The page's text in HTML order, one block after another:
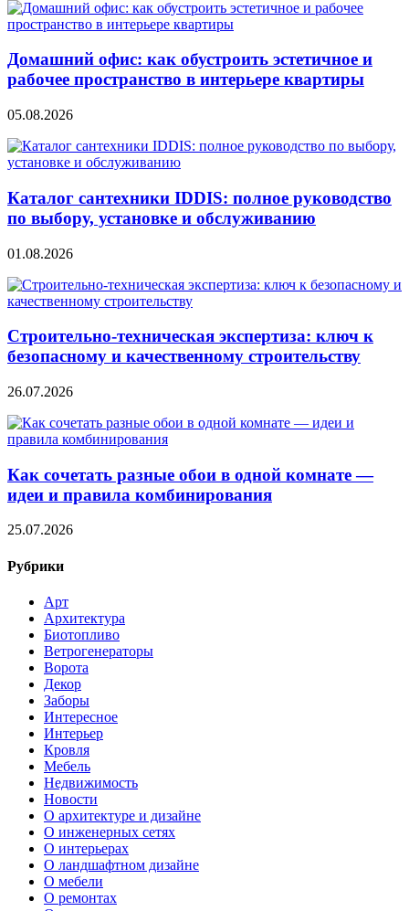
Домашний офис: как обустроить эстетичное и
рабочее пространство в интерьере квартиры
05.08.2026
Каталог сантехники IDDIS: полное руководство
по выбору, установке и обслуживанию
01.08.2026
Строительно‑техническая экспертиза: ключ к
безопасному и качественному строительству
26.07.2026
Как сочетать разные обои в одной комнате —
идеи и правила комбинирования
25.07.2026
Рубрики
Арт
Архитектура
Биотопливо
Ветрогенераторы
Ворота
Декор
Заборы
Интересное
Интерьер
Кровля
Мебель
Недвижимость
Новости
О архитектуре и дизайне
О инженерных сетях
О интерьерах
О ландшафтном дизайне
О мебели
О ремонтах